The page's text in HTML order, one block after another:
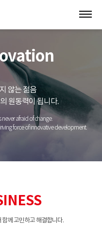
않는 젊음
원동력이 됩니다.
never afraid of change.
force of innovative development.
께 고민하고 해결합니다.